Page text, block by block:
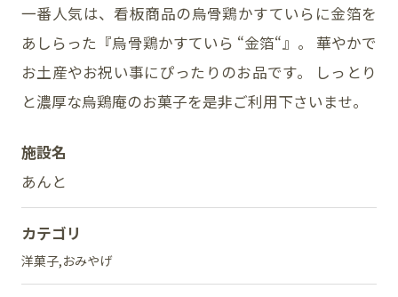
百番街くらぶ
一番人気は、看板商品の烏骨鶏かすていらに金箔を
あしらった『烏骨鶏かすていら “金箔“』。 華やかで
お土産やお祝い事にぴったりのお品です。 しっとり
と濃厚な烏鶏庵のお菓子を是非ご利用下さいませ。
施設名
あんと
カテゴリ
洋菓子 おみやげ